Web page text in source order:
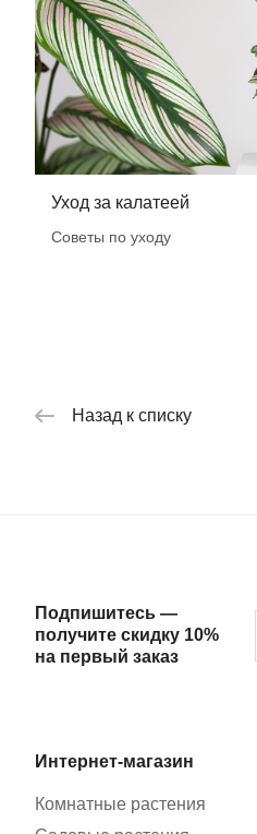
Уход за калатеей
Советы по уходу
Назад к списку
Подпишитесь —
получите скидку 10%
на первый заказ
Интернет-магазин
Комнатные растения